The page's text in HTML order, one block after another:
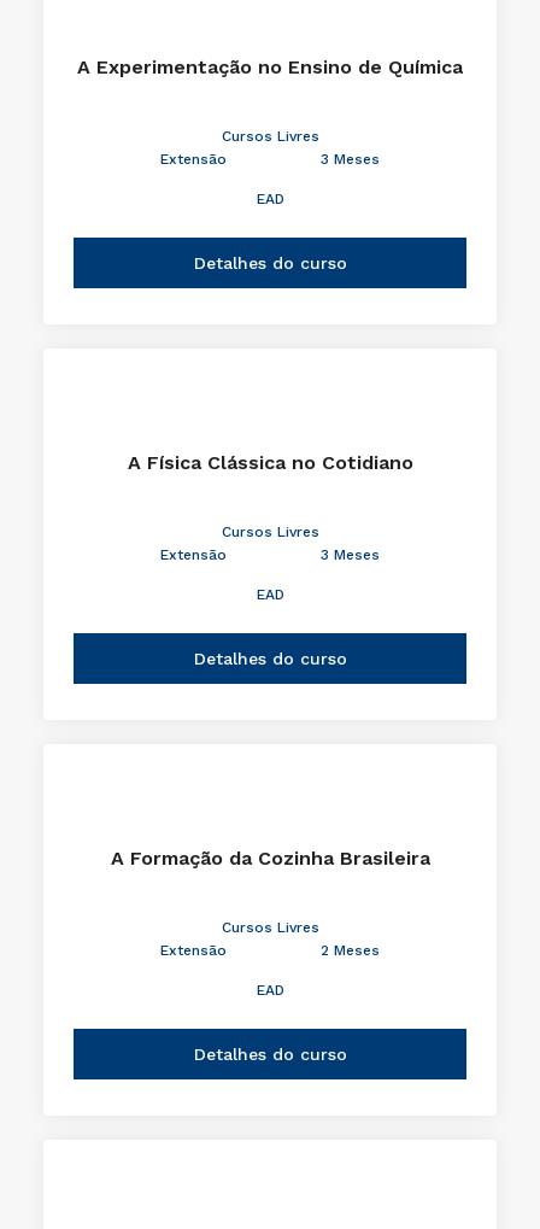
A Experimentação no Ensino de Química
Cursos Livres
Extensão
3 Meses
EAD
Detalhes do curso
A Física Clássica no Cotidiano
Cursos Livres
Extensão
3 Meses
EAD
Detalhes do curso
A Formação da Cozinha Brasileira
Cursos Livres
Extensão
2 Meses
EAD
Detalhes do curso